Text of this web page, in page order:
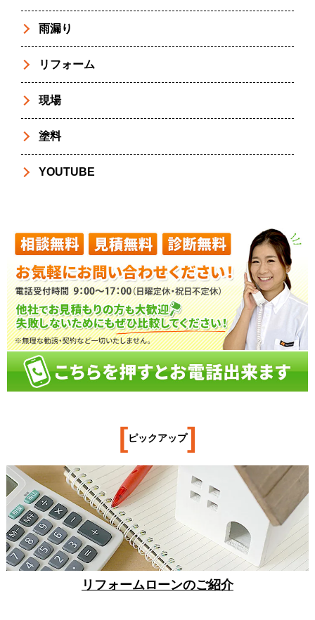
雨漏り
リフォーム
現場
塗料
YOUTUBE
[ピックアップ]
リフォームローンのご紹介